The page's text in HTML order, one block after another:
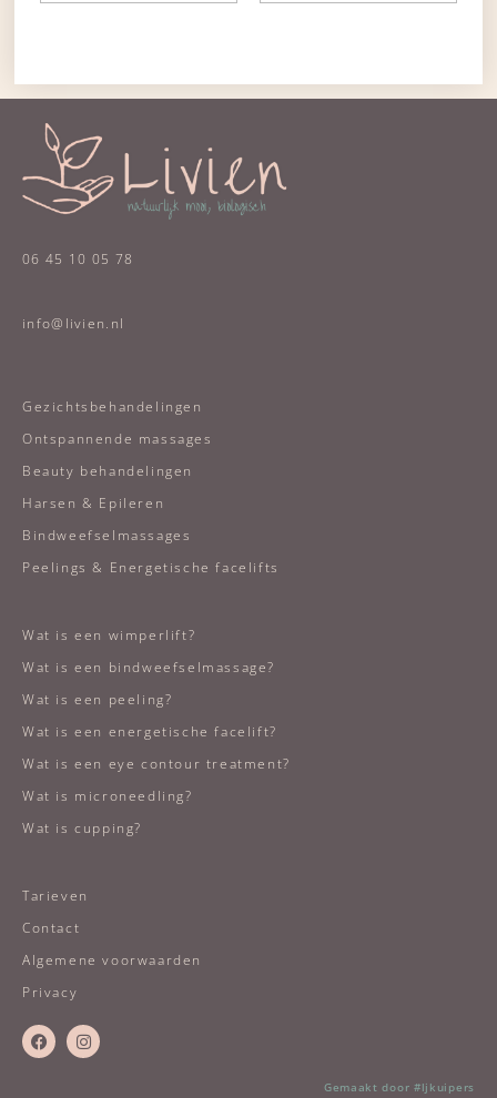
06 45 10 05 78
info@livien.nl
Gezichtsbehandelingen
Ontspannende massages
Beauty behandelingen
Harsen & Epileren
Bindweefselmassages
Peelings & Energetische facelifts
Wat is een wimperlift?
Wat is een bindweefselmassage?
Wat is een peeling?
Wat is een energetische facelift?
Wat is een eye contour treatment?
Wat is microneedling?
Wat is cupping?
Tarieven
Contact
Algemene voorwaarden
Privacy
Gemaakt door #ljkuipers